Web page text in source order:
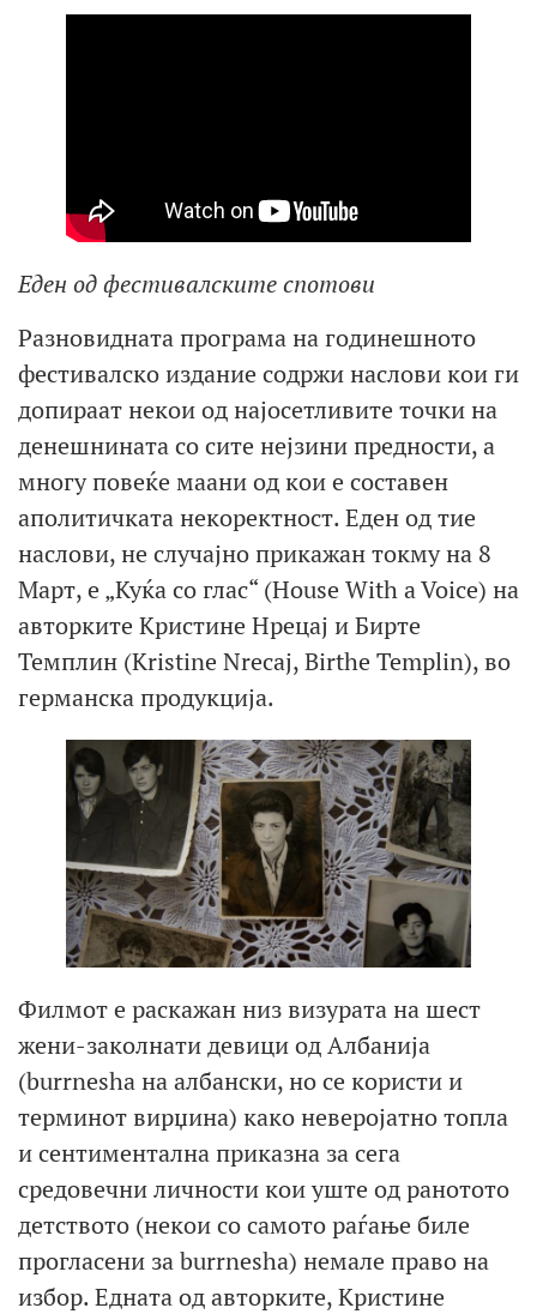
Еден од фестивалските спотови
Разновидната програма на годинешното
фестивалско издание содржи наслови кои ги
допираат некои од најосетливите точки на
денешнината со сите нејзини предности, а
многу повеќе маани од кои е составен
аполитичката некоректност. Еден од тие
наслови, не случајно прикажан токму на 8
Март, е „Куќа со глас“ (House With a Voice) на
авторките Кристине Нрецај и Бирте
Темплин (Kristine Nrecaj, Birthe Templin), во
германска продукција.
Филмот е раскажан низ визурата на шест
жени-заколнати девици од Албанија
(burrnesha на албански, но се користи и
терминот вирџина) како неверојатно топла
и сентиментална приказна за сега
средовечни личности кои уште од ранотото
детството (некои со самото раѓање биле
прогласени за burrnesha) немале право на
избор. Едната од авторките, Кристине